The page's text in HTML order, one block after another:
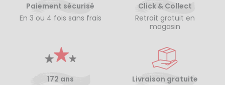
Paiement sécurisé
En 3 ou 4 fois sans frais
Click & Collect
Retrait gratuit en
magasin
172 ans
Livraison gratuite